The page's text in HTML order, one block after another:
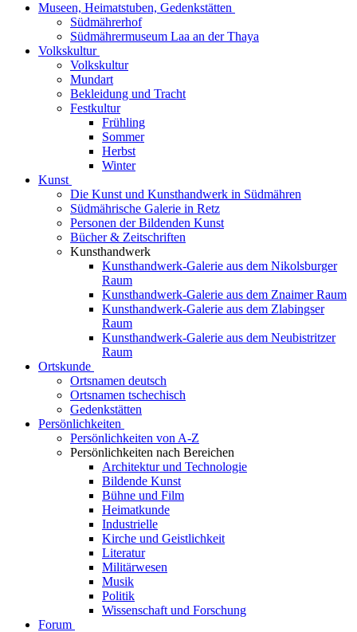
Museen, Heimatstuben, Gedenkstätten
Südmährerhof
Südmährermuseum Laa an der Thaya
Volkskultur
Volkskultur
Mundart
Bekleidung und Tracht
Festkultur
Frühling
Sommer
Herbst
Winter
Kunst
Die Kunst und Kunsthandwerk in Südmähren
Südmährische Galerie in Retz
Personen der Bildenden Kunst
Bücher & Zeitschriften
Kunsthandwerk
Kunsthandwerk-Galerie aus dem Nikolsburger
Raum
Kunsthandwerk-Galerie aus dem Znaimer Raum
Kunsthandwerk-Galerie aus dem Zlabingser
Raum
Kunsthandwerk-Galerie aus dem Neubistritzer
Raum
Ortskunde
Ortsnamen deutsch
Ortsnamen tschechisch
Gedenkstätten
Persönlichkeiten
Persönlichkeiten von A-Z
Persönlichkeiten nach Bereichen
Architektur und Technologie
Bildende Kunst
Bühne und Film
Heimatkunde
Industrielle
Kirche und Geistlichkeit
Literatur
Militärwesen
Musik
Politik
Wissenschaft und Forschung
Forum